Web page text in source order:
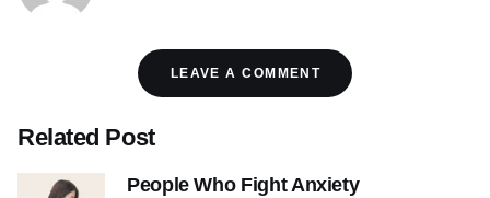
LEAVE A COMMENT
Related Post
People Who Fight Anxiety